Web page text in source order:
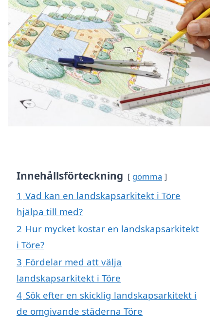
Innehållsförteckning gömma
1 Vad kan en landskapsarkitekt i Töre
hjälpa till med?
2 Hur mycket kostar en landskapsarkitekt
i Töre?
3 Fördelar med att välja
landskapsarkitekt i Töre
4 Sök efter en skicklig landskapsarkitekt i
de omgivande städerna Töre